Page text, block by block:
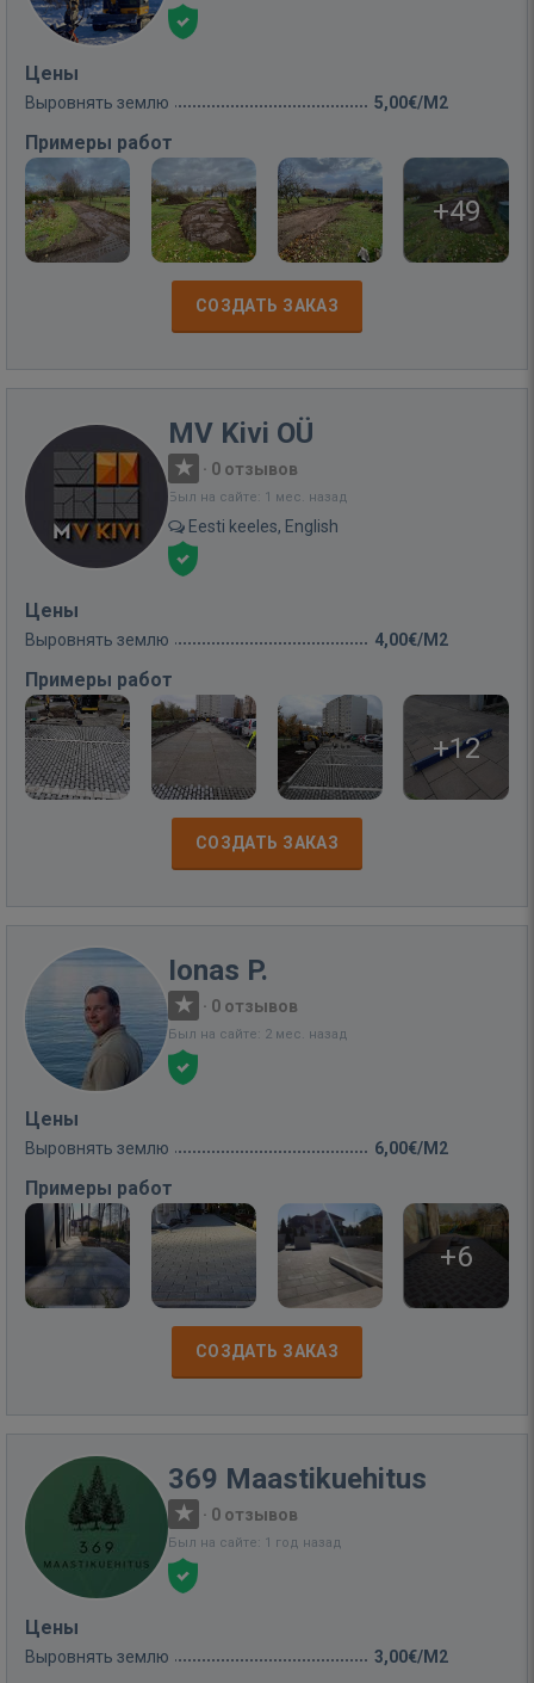
Цены
Выровнять землю 5,00€/M2
Примеры работ
+49
СОЗДАТЬ ЗАКАЗ
MV Kivi OÜ
· 0 отзывов
Был на сайте: 1 мес. назад
Eesti keeles, English
Цены
Выровнять землю 4,00€/M2
Примеры работ
+12
СОЗДАТЬ ЗАКАЗ
Ionas P.
· 0 отзывов
Был на сайте: 2 мес. назад
Цены
Выровнять землю 6,00€/M2
Примеры работ
+6
СОЗДАТЬ ЗАКАЗ
369 Maastikuehitus
· 0 отзывов
Был на сайте: 1 год назад
Цены
Выровнять землю 3,00€/M2